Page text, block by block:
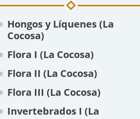
Hongos y Líquenes (La
Cocosa)
Flora I (La Cocosa)
Flora II (La Cocosa)
Flora III (La Cocosa)
Invertebrados I (La